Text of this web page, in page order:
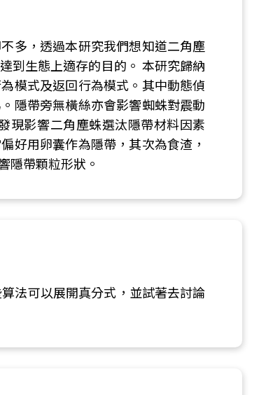
多，透過本研究我們想知道二角塵
到生態上適存的目的。 本研究歸納
模式及返回行為模式。其中動態偵
隱帶旁無橫絲亦會影響蜘蛛對震動
現影響二角塵蛛選汰隱帶材料因素
好用卵囊作為隱帶，其次為食渣，
隱帶顆粒形狀。
法可以展開真分式，並試著去討論